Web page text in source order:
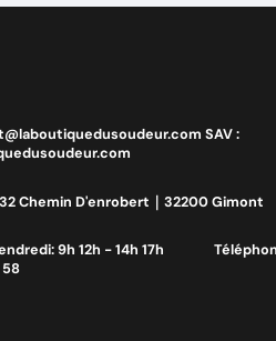
ㅤㅤㅤㅤ SAV :
32 Chemin D'enrobert｜32200 Gimont
9h 12h - 14h 17h
58